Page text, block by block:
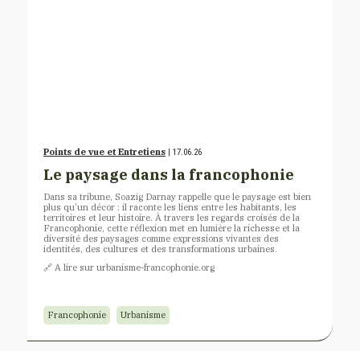
Points de vue et Entretiens | 17.06.26
Le paysage dans la francophonie
Dans sa tribune, Soazig Darnay rappelle que le paysage est bien
plus qu’un décor : il raconte les liens entre les habitants, les
territoires et leur histoire. À travers les regards croisés de la
Francophonie, cette réflexion met en lumière la richesse et la
diversité des paysages comme expressions vivantes des
identités, des cultures et des transformations urbaines.
🔗​ A lire sur urbanisme-francophonie.org
Francophonie Urbanisme